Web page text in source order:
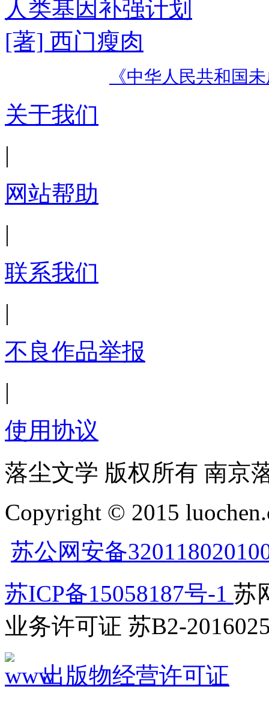
人类基因补强计划
[著] 西门瘦肉
《中华人民共和国
关于我们
|
网站帮助
|
联系我们
|
不良作品举报
|
使用协议
落尘文学 版权所有 南京
Copyright © 2015
苏公网安备
苏ICP备15058187号-1 苏
业务许可证 苏B2-
出版物经营许可证